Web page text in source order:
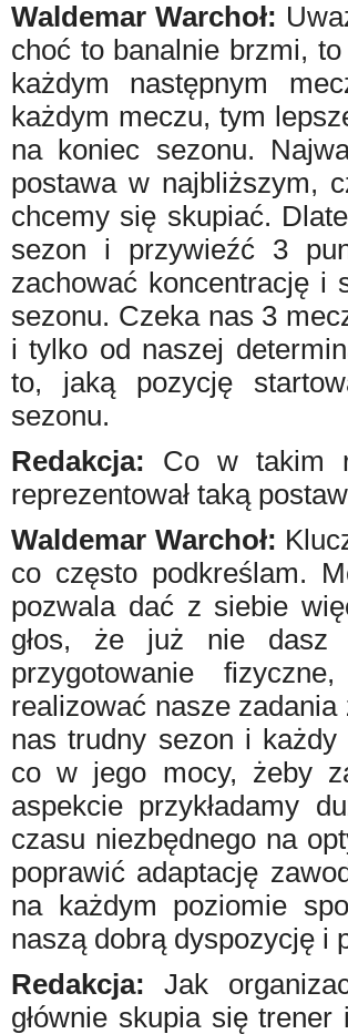
Waldemar Warchoł:
choć to banalnie brzmi,
każdym następnym
każdym meczu, tym
na koniec sezonu.
postawa w najbliższym,
chcemy się skupiać.
sezon i przywieźć 3
zachować koncentrację i
sezonu. Czeka nas 3
i tylko od naszej
to, jaką pozycję
sezonu.
Redakcja: Co w takim
reprezentował taką
Waldemar Warchoł:
co często podkreślam.
pozwala dać z siebie
głos, że już nie dasz
przygotowanie
realizować nasze
nas trudny sezon i
co w jego mocy, żeby
aspekcie przykładamy
czasu niezbędnego na
poprawić adaptację
na każdym poziomie
naszą dobrą dyspozycję i
Redakcja: Jak
głównie skupia się